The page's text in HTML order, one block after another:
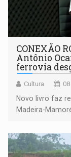
CONEXÃO
Antônio
ferrovia
Cultura
Novo livro faz
Madeira-